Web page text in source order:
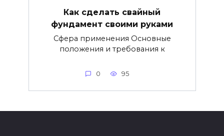
Как сделать свайный
фундамент своими руками
Сфера применения Основные
положения и требования к
0 95